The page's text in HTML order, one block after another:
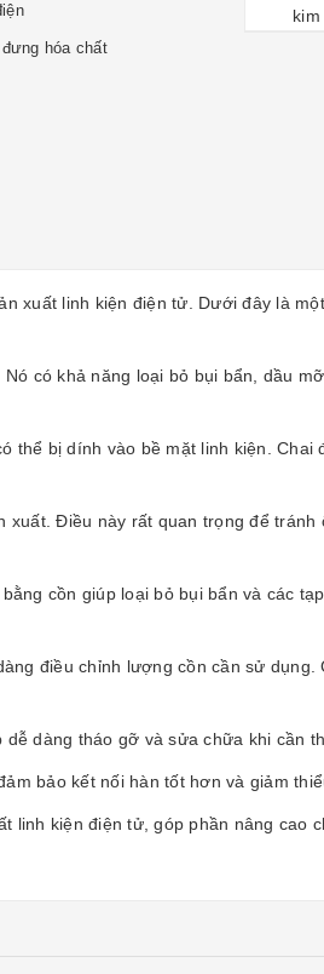
hóa chất
xuất linh kiện điện tử. Dưới đây là
có khả năng loại bỏ bụi bẩn, dầu
thể bị dính vào bề mặt linh kiện. Chai
Điều này rất quan trọng để tránh
cồn giúp loại bỏ bụi bẩn và các
điều chỉnh lượng cồn cần sử
dàng tháo gỡ và sửa chữa khi cần
bảo kết nối hàn tốt hơn và giảm
linh kiện điện tử, góp phần nâng cao